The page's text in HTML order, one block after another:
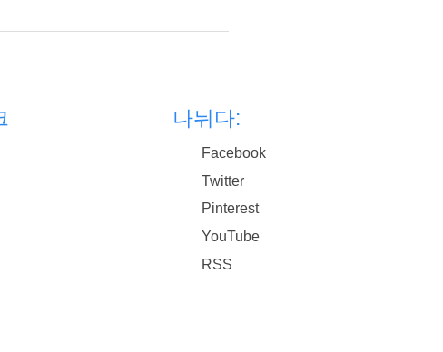
나뉘다:
Facebook
Twitter
Pinterest
YouTube
RSS